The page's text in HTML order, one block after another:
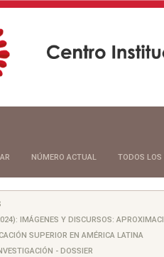
NÚMERO ACTUAL TODOS LOS
IMÁGENES Y DISCURSOS:
SUPERIOR EN AMÉRICA LATINA
- DOSSIER